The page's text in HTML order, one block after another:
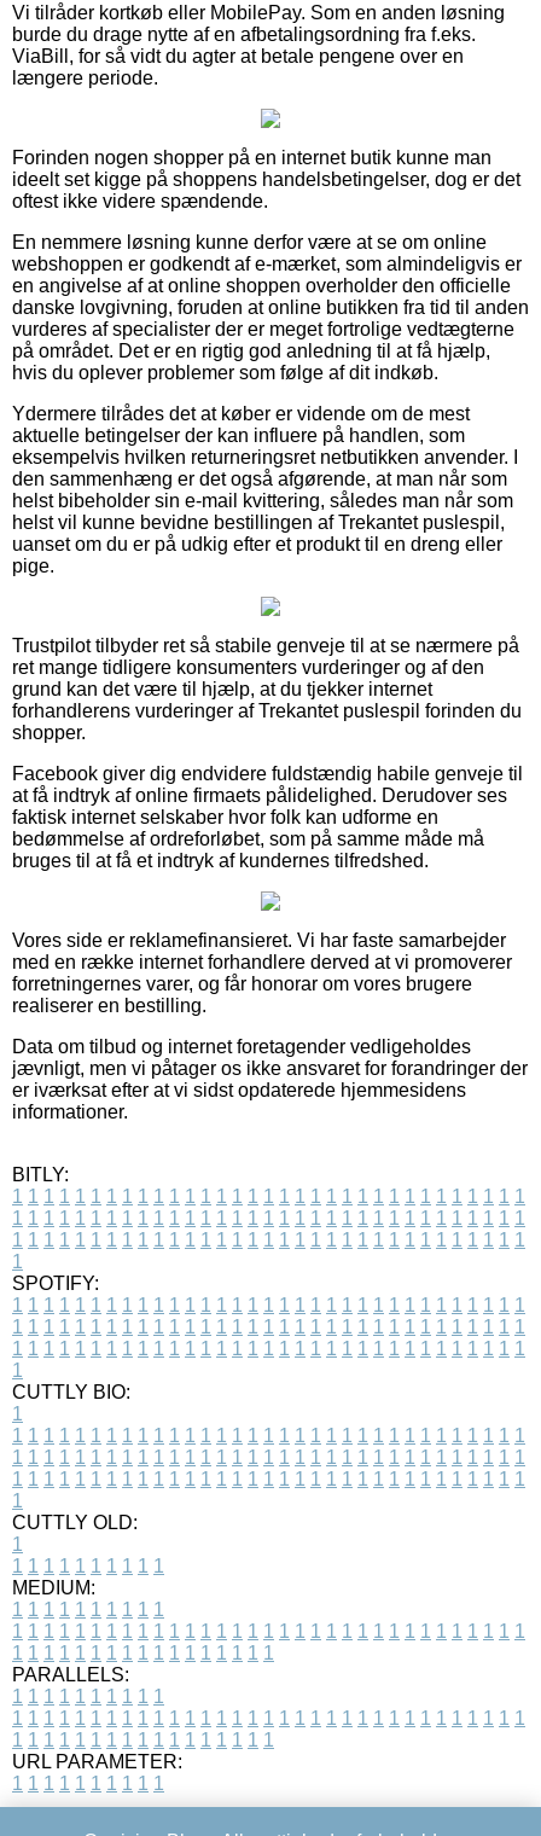
Vi tilråder kortkøb eller MobilePay. Som en anden løsning
burde du drage nytte af en afbetalingsordning fra f.eks.
ViaBill, for så vidt du agter at betale pengene over en
længere periode.
Forinden nogen shopper på en internet butik kunne man
ideelt set kigge på shoppens handelsbetingelser, dog er det
oftest ikke videre spændende.
En nemmere løsning kunne derfor være at se om online
webshoppen er godkendt af e-mærket, som almindeligvis er
en angivelse af at online shoppen overholder den officielle
danske lovgivning, foruden at online butikken fra tid til anden
vurderes af specialister der er meget fortrolige vedtægterne
på området. Det er en rigtig god anledning til at få hjælp,
hvis du oplever problemer som følge af dit indkøb.
Ydermere tilrådes det at køber er vidende om de mest
aktuelle betingelser der kan influere på handlen, som
eksempelvis hvilken returneringsret netbutikken anvender. I
den sammenhæng er det også afgørende, at man når som
helst bibeholder sin e-mail kvittering, således man når som
helst vil kunne bevidne bestillingen af Trekantet puslespil,
uanset om du er på udkig efter et produkt til en dreng eller
pige.
Trustpilot tilbyder ret så stabile genveje til at se nærmere på
ret mange tidligere konsumenters vurderinger og af den
grund kan det være til hjælp, at du tjekker internet
forhandlerens vurderinger af Trekantet puslespil forinden du
shopper.
Facebook giver dig endvidere fuldstændig habile genveje til
at få indtryk af online firmaets pålidelighed. Derudover ses
faktisk internet selskaber hvor folk kan udforme en
bedømmelse af ordreforløbet, som på samme måde må
bruges til at få et indtryk af kundernes tilfredshed.
Vores side er reklamefinansieret. Vi har faste samarbejder
med en række internet forhandlere derved at vi promoverer
forretningernes varer, og får honorar om vores brugere
realiserer en bestilling.
Data om tilbud og internet foretagender vedligeholdes
jævnligt, men vi påtager os ikke ansvaret for forandringer der
er iværksat efter at vi sidst opdaterede hjemmesidens
informationer.
BITLY:
1 1 1 1 1 1 1 1 1 1 1 1 1 1 1 1 1 1 1 1 1 1 1 1 1 1 1 1 1 1 1 1 1
1 1 1 1 1 1 1 1 1 1 1 1 1 1 1 1 1 1 1 1 1 1 1 1 1 1 1 1 1 1 1 1 1
1 1 1 1 1 1 1 1 1 1 1 1 1 1 1 1 1 1 1 1 1 1 1 1 1 1 1 1 1 1 1 1 1
1
SPOTIFY:
1 1 1 1 1 1 1 1 1 1 1 1 1 1 1 1 1 1 1 1 1 1 1 1 1 1 1 1 1 1 1 1 1
1 1 1 1 1 1 1 1 1 1 1 1 1 1 1 1 1 1 1 1 1 1 1 1 1 1 1 1 1 1 1 1 1
1 1 1 1 1 1 1 1 1 1 1 1 1 1 1 1 1 1 1 1 1 1 1 1 1 1 1 1 1 1 1 1 1
1
CUTTLY BIO:
1
1 1 1 1 1 1 1 1 1 1 1 1 1 1 1 1 1 1 1 1 1 1 1 1 1 1 1 1 1 1 1 1 1
1 1 1 1 1 1 1 1 1 1 1 1 1 1 1 1 1 1 1 1 1 1 1 1 1 1 1 1 1 1 1 1 1
1 1 1 1 1 1 1 1 1 1 1 1 1 1 1 1 1 1 1 1 1 1 1 1 1 1 1 1 1 1 1 1 1
1
CUTTLY OLD:
1
1 1 1 1 1 1 1 1 1 1
MEDIUM:
1 1 1 1 1 1 1 1 1 1
1 1 1 1 1 1 1 1 1 1 1 1 1 1 1 1 1 1 1 1 1 1 1 1 1 1 1 1 1 1 1 1 1
1 1 1 1 1 1 1 1 1 1 1 1 1 1 1 1 1
PARALLELS:
1 1 1 1 1 1 1 1 1 1
1 1 1 1 1 1 1 1 1 1 1 1 1 1 1 1 1 1 1 1 1 1 1 1 1 1 1 1 1 1 1 1 1
1 1 1 1 1 1 1 1 1 1 1 1 1 1 1 1 1
URL PARAMETER:
1 1 1 1 1 1 1 1 1 1